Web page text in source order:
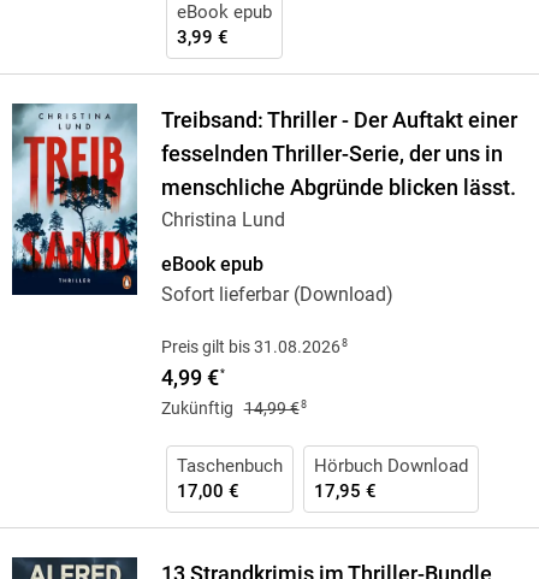
eBook epub
3,99 €
Treibsand: Thriller - Der Auftakt einer
fesselnden Thriller-Serie, der uns in
menschliche Abgründe blicken lässt.
Christina Lund
eBook epub
Sofort lieferbar (Download)
Preis gilt bis 31.08.20268
4,99 €*
Zukünftig 14,99 €8
Taschenbuch
17,00 €
Hörbuch Download
17,95 €